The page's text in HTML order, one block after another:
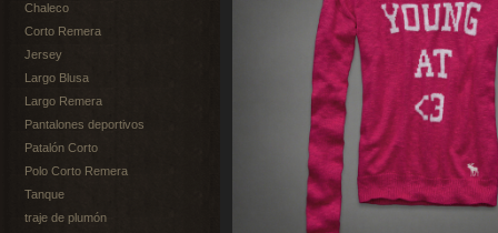
Chaleco
Corto Remera
Jersey
Largo Blusa
Largo Remera
Pantalones deportivos
Patalón Corto
Polo Corto Remera
Tanque
traje de plumón